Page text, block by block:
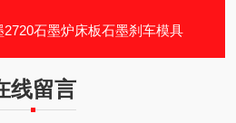
2720石墨炉床板石墨刹车模具
线留言